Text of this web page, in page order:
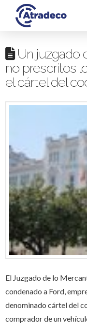
Un juzgado
no prescritos
el cártel del
El Juzgado de lo
condenado a Ford,
denominado cártel del
comprador de un